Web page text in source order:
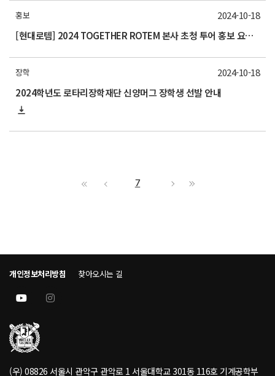
홍보
[현대로템] 2024 TOGETHER ROTEM 본사 초청 투어 홍보 요청의 건 (11/5)
2024-10-18
장학
2024학년도 로타리장학재단 신양머그 장학생 선발 안내
2024-10-18
7
개인정보처리방침 찾아오시는 길
(우) 08826 서울시 관악구 관악로 1 서울대학교 301동 116호 기계공학부